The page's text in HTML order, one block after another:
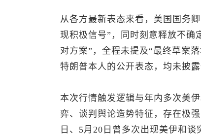
从各方最新表态来看，美国国务
现积极信号”，同时刻意释放不确
对方案”，全程未提及“最终草案
特朗普本人的公开表态，均未披
本次行情触发逻辑与年内多次美
弈、谈判舆论造势特征，存在极
日、5月20日曾多次出现美伊和